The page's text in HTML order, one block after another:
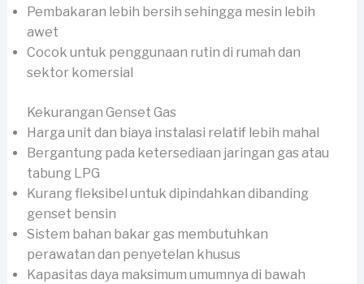
Pembakaran lebih bersih sehingga mesin lebih
awet
Cocok untuk penggunaan rutin di rumah dan
sektor komersial
Kekurangan Genset Gas
Harga unit dan biaya instalasi relatif lebih mahal
Bergantung pada ketersediaan jaringan gas atau
tabung LPG
Kurang fleksibel untuk dipindahkan dibanding
genset bensin
Sistem bahan bakar gas membutuhkan
perawatan dan penyetelan khusus
Kapasitas daya maksimum umumnya di bawah